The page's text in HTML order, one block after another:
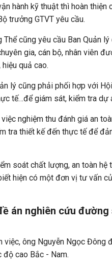
hành kỹ thuật thì hoàn
trưởng GTVT yêu cầu.
Thể cũng yêu cầu Ban Quản
gia, cán bộ, nhân viên
quả cao.
lý cũng phải phối hợp với
tế…để giám sát, kiểm tra dự
nghiệm thu đánh giá an
tra thiết kế đến thực tế để
soát chất lượng, an toàn hệ
hiện có một đơn vị tư vấn
án nghiên cứu
việc, ông Nguyễn Ngọc Đông
cao Bắc - Nam.